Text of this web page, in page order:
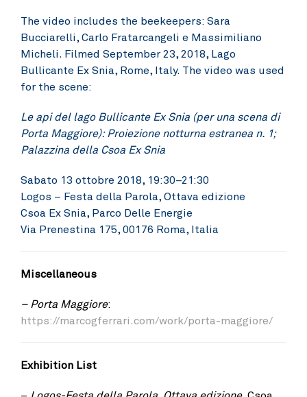
The video includes the beekeepers: Sara
Bucciarelli, Carlo Fratarcangeli e Massimiliano
Micheli. Filmed September 23, 2018, Lago
Bullicante Ex Snia, Rome, Italy. The video was used
for the scene:
Le api del lago Bullicante Ex Snia (per una scena di
Porta Maggiore): Proiezione notturna estranea n. 1;
Palazzina della Csoa Ex Snia
Sabato 13 ottobre 2018, 19:30–21:30
Logos – Festa della Parola, Ottava edizione
Csoa Ex Snia, Parco Delle Energie
Via Prenestina 175, 00176 Roma, Italia
Miscellaneous
– Porta Maggiore:
https://marcogferrari.com/work/porta-maggiore/
Exhibition List